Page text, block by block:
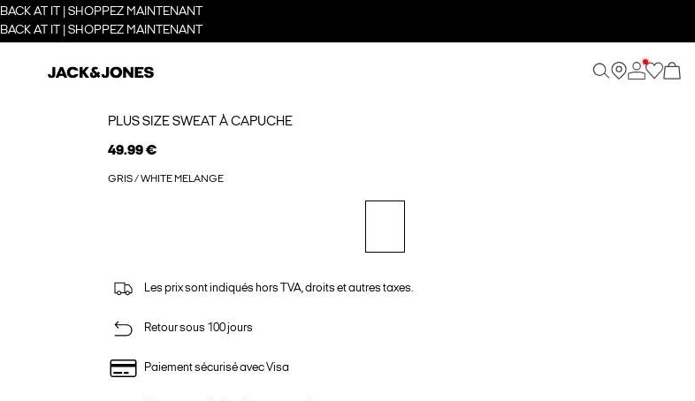
BACK AT IT | SHOPPEZ MAINTENANT
BACK AT IT | SHOPPEZ MAINTENANT
PLUS SIZE SWEAT À CAPUCHE
49.99 €
GRIS / WHITE MELANGE
Les prix sont indiqués hors TVA, droits et autres taxes.
Retour sous 100 jours
Paiement sécurisé avec Visa